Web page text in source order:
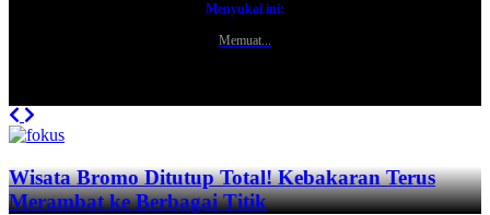
Menyukai ini:
Memuat...
Previous
Wisata Bromo Ditutup Total! Kebakaran Terus
Merambat ke Berbagai Titik